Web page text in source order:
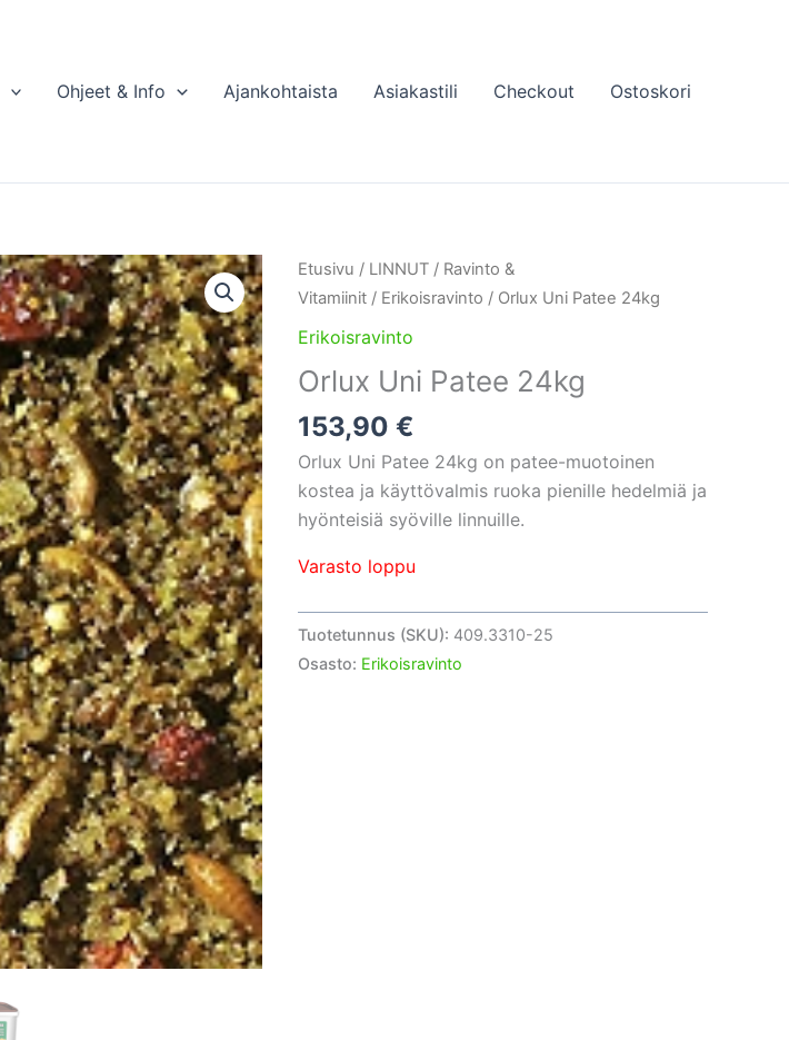
Ohjeet & Info Ajankohtaista Asiakastili Checkout Ostoskori
Etusivu / LINNUT/ Ravinto &
Vitamiinit/ Erikoisravinto / Orlux Uni Patee 24kg
Erikoisravinto
Orlux Uni Patee 24kg
153,90 €
Orlux Uni Patee 24kg on patee-muotoinen
kostea ja käyttövalmis ruoka pienille hedelmiä ja
hyönteisiä syöville linnuille.
Varasto loppu
Tuotetunnus (SKU): 409.3310-25
Osasto: Erikoisravinto